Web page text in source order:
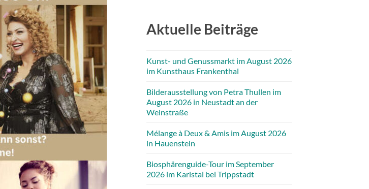
Aktuelle Beiträge
Kunst- und Genussmarkt im August 2026
im Kunsthaus Frankenthal
Bilderausstellung von Petra Thullen im
August 2026 in Neustadt an der
Weinstraße
Mélange à Deux & Amis im August 2026
in Hauenstein
Biosphärenguide-Tour im September
2026 im Karlstal bei Trippstadt